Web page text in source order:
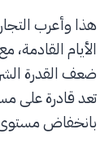
هذا وأعرب
الأيام
ضعف القدرة
تعد قادرة على
بانخفاض